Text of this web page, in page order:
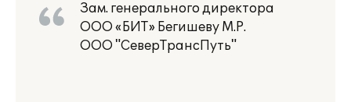
Зам. генерального директора
ООО «БИТ» Бегишеву М.Р.
ООО "СеверТрансПуть"